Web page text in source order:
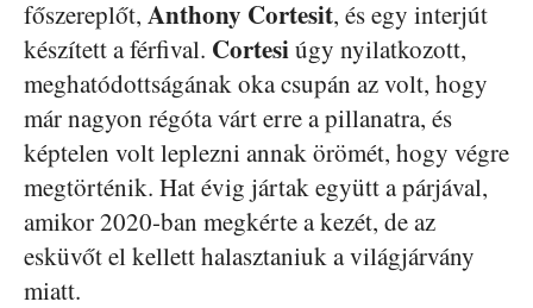
főszereplőt, Anthony Cortesit, és egy interjút
készített a férfival. Cortesiúgy nyilatkozott,
meghatódottságának oka csupán az volt, hogy
már nagyon régóta várt erre a pillanatra, és
képtelen volt leplezni annak örömét, hogy végre
megtörténik. Hat évig jártak együtt a párjával,
amikor 2020-ban megkérte a kezét, de az
esküvőt el kellett halasztaniuk a világjárvány
miatt.